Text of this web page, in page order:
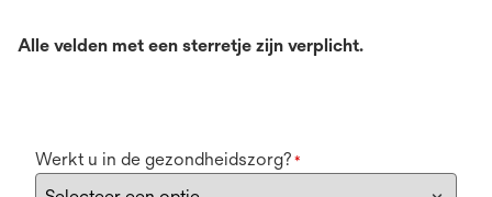
Alle velden met een sterretje zijn verplicht.
Werkt u in de gezondheidszorg? *